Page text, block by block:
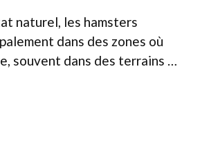
naturel, les hamsters
dans des zones où
souvent dans des terrains …